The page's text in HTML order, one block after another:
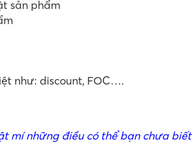
sản phẩm
như: discount, FOC….
mí những điều có thể bạn chưa biết